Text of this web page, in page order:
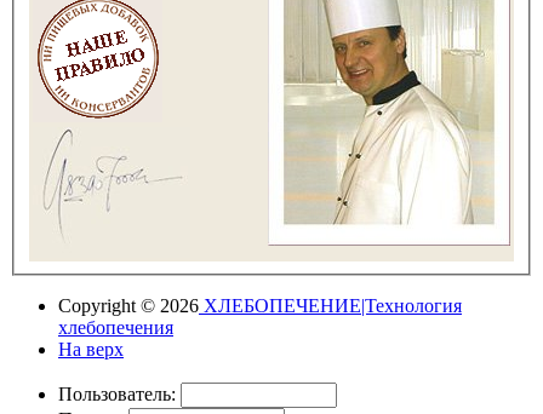
Copyright © 2026 ХЛЕБОПЕЧЕНИЕ|Технология
хлебопечения
На верх
Пользователь: